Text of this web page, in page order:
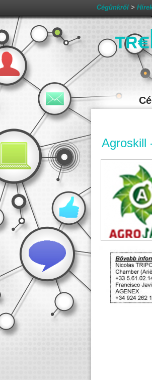
Agroskill
Cégünkről >